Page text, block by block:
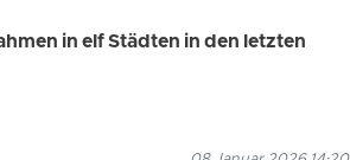
in elf Städten in den letzten